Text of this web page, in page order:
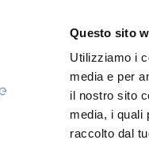
Questo sito
Utilizziamo i
media e per
il nostro sito
media, i quali
raccolto dal